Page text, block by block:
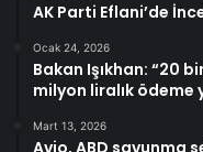
AK Parti Eflani’de
Ocak 24, 2026
Bakan Işıkhan: “20
milyon liralık ödeme
Mart 13, 2026